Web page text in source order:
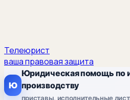
Телеюрист
ваша правовая защита
Ю
Юридическая помощь по
производству
приставы, исполнительные